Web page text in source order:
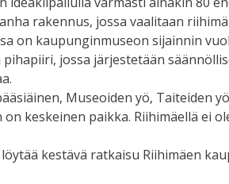
rakennus, jossa vaalitaan
on kaupunginmuseon sijainnin
jossa järjestetään
Museoiden yö, Taiteiden
keskeinen paikka. Riihimäellä ei
kestävä ratkaisu Riihimäen